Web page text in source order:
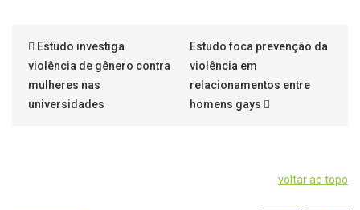
Estudo investiga
violência de gênero contra
mulheres nas
universidades
Estudo foca prevenção da
violência em
relacionamentos entre
homens gays
voltar ao topo